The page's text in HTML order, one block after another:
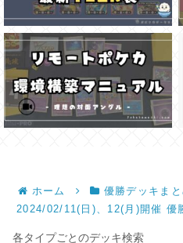
ホーム 優勝デッキまと
2024/02/11(日)、12(月)開催 優
各タイプごとのデッキ検索